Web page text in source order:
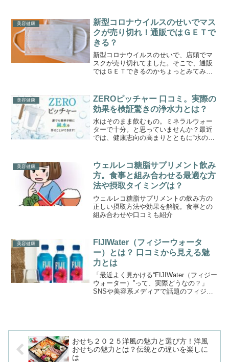
どもバナナ青汁」です。そもそも青汁は
栄養価が高く、健康もサポ...
美容健康
新型コロナウイルスのせいでマス
クが売り切れ！通販ではＧＥＴで
きる？
新型コロナウイルスのせいで、店頭でマ
スクが売り切れてました。そこで、通販
ではＧＥＴできるのかちょっとみてみま
美容健康
ZEROピッチャー 口コミ。実際の
効果を検証驚きの浄水力とは？
水はそのまま飲むもの。ミネラルウォー
ターで十分。と思っていませんか？最近
では、健康志向の高まりとともに“水の
できる飲み水を求めるようですね。そん
な方々から話題となって...
美容健康
ウェルレコ糖脂サプリメント飲み
方。食事と組み合わせる最適な方
法や摂取タイミングは？
ウェルレコ糖脂サプリメントの飲み方の
正しい摂取方法や効果を解説。食事との
組み合わせや口コミも紹介
美容健康
FIJIWater（フィジーウォータ
ー）とは？ 口コミから見える魅
力とは
「最近よく見かける“FIJIWater（フィジー
ウォーター）”って、実際どうなの？」
SNSや美容系メディアで話題のフィジー
おせち２０２５洋風の魅力と選び方！洋風
おせちの魅力とは？伝統との違いを楽しに
は